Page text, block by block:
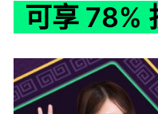
可享 78%